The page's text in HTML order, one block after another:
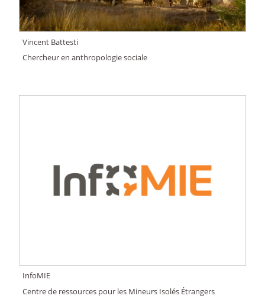
Vincent Battesti
Chercheur en anthropologie sociale
InfoMIE
Centre de ressources pour les Mineurs Isolés Étrangers